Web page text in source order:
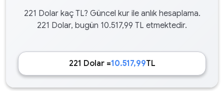
221 Dolar kaç TL? Güncel kur ile anlık hesaplama.
221 Dolar, bugün 10.517,99 TL etmektedir.
221 Dolar =10.517,99TL